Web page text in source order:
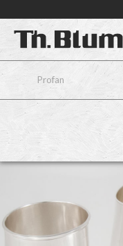
Profan